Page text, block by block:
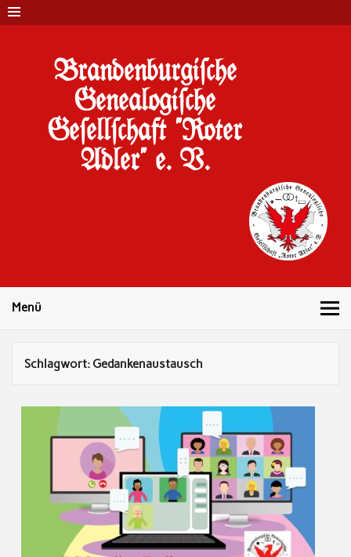
Brandenburgi#che
Genealogi#che
Ge#ell#chaft "Roter
Adler" e. V.
Menü
Schlagwort: Gedankenaustausch